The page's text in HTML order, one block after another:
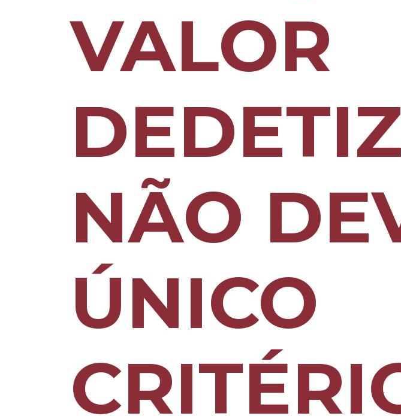
VALOR
NÃO
ÚNICO